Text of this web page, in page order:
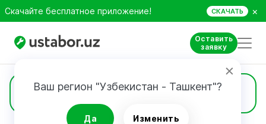
Скачайте бесплатное приложение! СКАЧАТЬ ×
Оставить
заявку
Ваш регион "Узбекистан - Ташкент"?
Да Изменить
Мебель на заказ 535